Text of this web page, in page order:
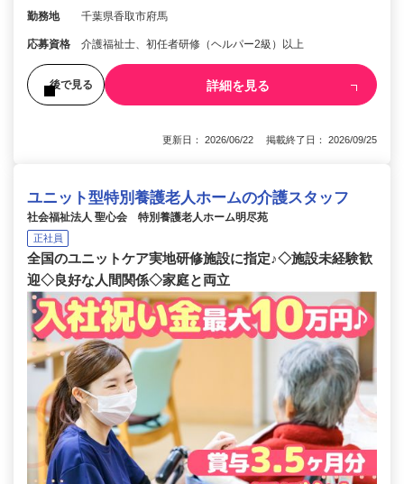
勤務地 千葉県香取市府馬
応募資格 介護福祉士、初任者研修（ヘルパー2級）以上
後で見る 詳細を見る
更新日： 2026/06/22 掲載終了日： 2026/09/25
ユニット型特別養護老人ホームの介護スタッフ
社会福祉法人 聖心会 特別養護老人ホーム明尽苑
正社員
全国のユニットケア実地研修施設に指定♪◇施設未経験歓
迎◇良好な人間関係◇家庭と両立